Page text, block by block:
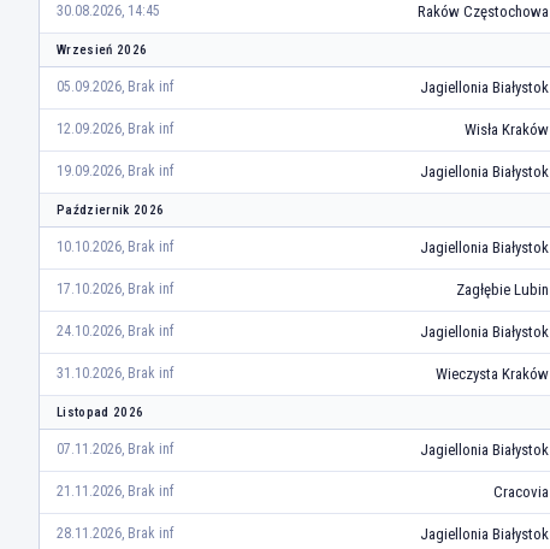
30.08.2026, 14:45 Raków Częstochowa
Wrzesień 2026
05.09.2026, Brak inf Jagiellonia Białystok
12.09.2026, Brak inf Wisła Kraków
19.09.2026, Brak inf Jagiellonia Białystok
Październik 2026
10.10.2026, Brak inf Jagiellonia Białystok
17.10.2026, Brak inf Zagłębie Lubin
24.10.2026, Brak inf Jagiellonia Białystok
31.10.2026, Brak inf Wieczysta Kraków
Listopad 2026
07.11.2026, Brak inf Jagiellonia Białystok
21.11.2026, Brak inf Cracovia
28.11.2026, Brak inf Jagiellonia Białystok